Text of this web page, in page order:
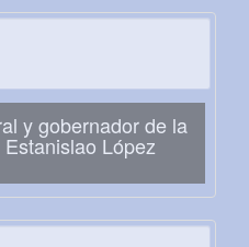
y gobernador de la
López